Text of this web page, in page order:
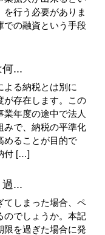
を行う必要がありま
での融資という手段
...
よる納税とは別に
が存在します。この
年度の途中で法人
みで、納税の平準化
めることが目的で
付 […]
...
てしまった場合、ペ
のでしょうか。本記
限を過ぎた場合に発